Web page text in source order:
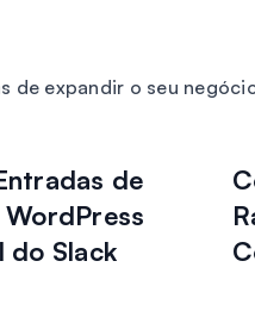
de expandir o seu
de
do Slack